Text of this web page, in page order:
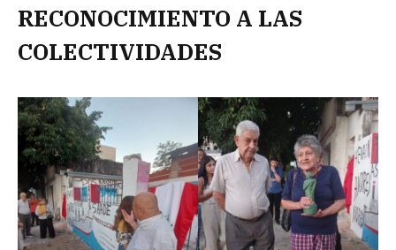
RECONOCIMIENTO A LAS
COLECTIVIDADES